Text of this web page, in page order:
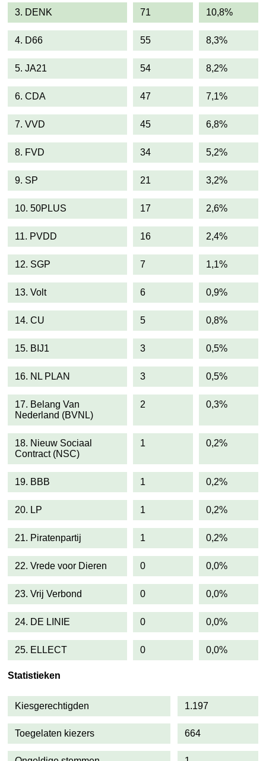
3. DENK 71 10,8%
4. D66 55 8,3%
5. JA21 54 8,2%
6. CDA 47 7,1%
7. VVD 45 6,8%
8. FVD 34 5,2%
9. SP 21 3,2%
10. 50PLUS 17 2,6%
11. PVDD 16 2,4%
12. SGP 7 1,1%
13. Volt 6 0,9%
14. CU 5 0,8%
15. BIJ1 3 0,5%
16. NL PLAN 3 0,5%
17. Belang Van
Nederland (BVNL)
2 0,3%
18. Nieuw Sociaal
Contract (NSC)
1 0,2%
19. BBB 1 0,2%
20. LP 1 0,2%
21. Piratenpartij 1 0,2%
22. Vrede voor Dieren 0 0,0%
23. Vrij Verbond 0 0,0%
24. DE LINIE 0 0,0%
25. ELLECT 0 0,0%
Statistieken
Kiesgerechtigden 1.197
Toegelaten kiezers 664